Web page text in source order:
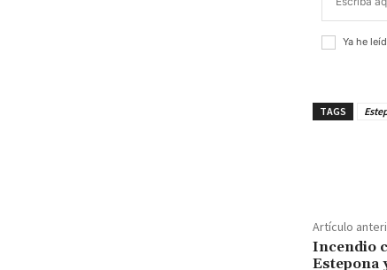
Ya he
TAGS
Artículo
Incendio
Estepona